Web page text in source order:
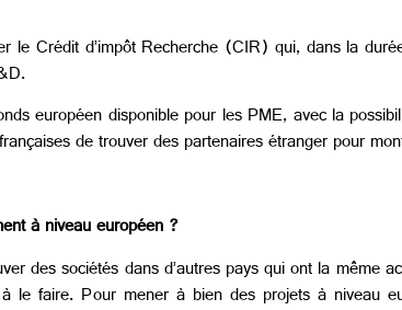
le Crédit d’impôt Recherche (CIR) qui, dans la
européen disponible pour les PME, avec la
de trouver des partenaires étranger pour
à niveau européen ?
des sociétés dans d’autres pays qui ont la même
faire. Pour mener à bien des projets à niveau